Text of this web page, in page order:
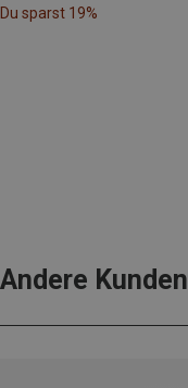
Du sparst 19%
Andere